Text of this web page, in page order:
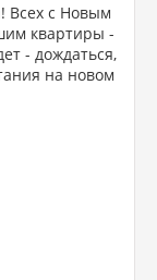
Всех с Новым
квартиры -
- дождаться,
на новом